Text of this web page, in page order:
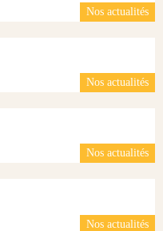
Nos actualités
Nos actualités
Nos actualités
Nos actualités